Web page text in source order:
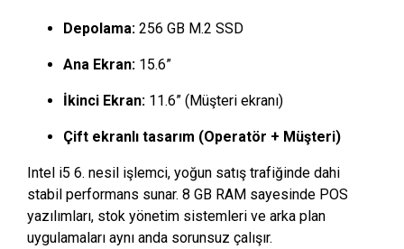
Depolama: 256 GB M.2 SSD
Ana Ekran: 15.6”
İkinci Ekran: 11.6” (Müşteri ekranı)
Çift ekranlı tasarım (Operatör + Müşteri)
Intel i5 6. nesil işlemci, yoğun satış trafiğinde dahi
stabil performans sunar. 8 GB RAM sayesinde POS
yazılımları, stok yönetim sistemleri ve arka plan
uygulamaları aynı anda sorunsuz çalışır.